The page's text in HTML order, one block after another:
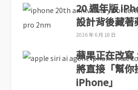
20 週年版
設計背後藏
2026 年 6 月 18 日
蘋果正在改
將直接「幫你
iPhone」